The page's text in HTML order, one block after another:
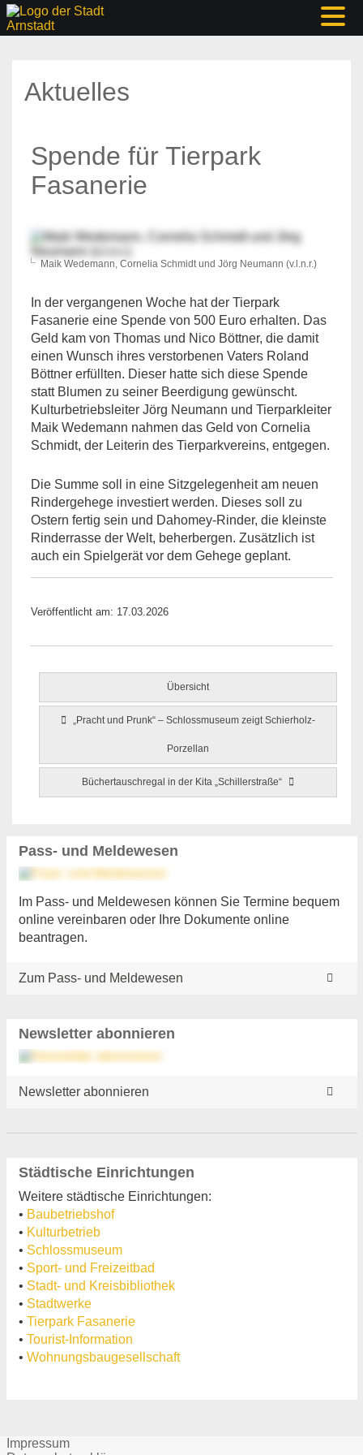
Aktuelles
Spende für Tierpark
Fasanerie
Maik Wedemann, Cornelia Schmidt und Jörg Neumann (v.l.n.r.)
In der vergangenen Woche hat der Tierpark
Fasanerie eine Spende von 500 Euro erhalten. Das
Geld kam von Thomas und Nico Böttner, die damit
einen Wunsch ihres verstorbenen Vaters Roland
Böttner erfüllten. Dieser hatte sich diese Spende
statt Blumen zu seiner Beerdigung gewünscht.
Kulturbetriebsleiter Jörg Neumann und Tierparkleiter
Maik Wedemann nahmen das Geld von Cornelia
Schmidt, der Leiterin des Tierparkvereins, entgegen.
Die Summe soll in eine Sitzgelegenheit am neuen
Rindergehege investiert werden. Dieses soll zu
Ostern fertig sein und Dahomey-Rinder, die kleinste
Rinderrasse der Welt, beherbergen. Zusätzlich ist
auch ein Spielgerät vor dem Gehege geplant.
Veröffentlicht am: 17.03.2026
Übersicht
„Pracht und Prunk“ – Schlossmuseum zeigt Schierholz-
Porzellan
Büchertauschregal in der Kita „Schillerstraße“
Pass- und Meldewesen
Im Pass- und Meldewesen können Sie Termine bequem
online vereinbaren oder Ihre Dokumente online
beantragen.
Zum Pass- und Meldewesen
Newsletter abonnieren
Newsletter abonnieren
Städtische Einrichtungen
Weitere städtische Einrichtungen:
• Baubetriebshof
• Kulturbetrieb
• Schlossmuseum
• Sport- und Freizeitbad
• Stadt- und Kreisbibliothek
• Stadtwerke
• Tierpark Fasanerie
• Tourist-Information
• Wohnungsbaugesellschaft
Impressum